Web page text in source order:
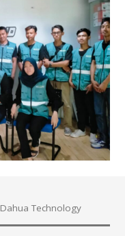
Dahua Technology